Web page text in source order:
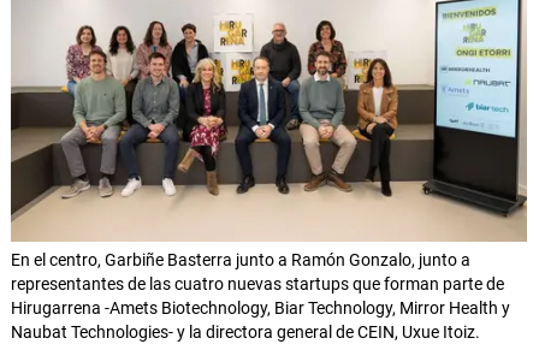
En el centro, Garbiñe Basterra junto a Ramón Gonzalo, junto a
representantes de las cuatro nuevas startups que forman parte de
Hirugarrena -Amets Biotechnology, Biar Technology, Mirror Health y
Naubat Technologies- y la directora general de CEIN, Uxue Itoiz.